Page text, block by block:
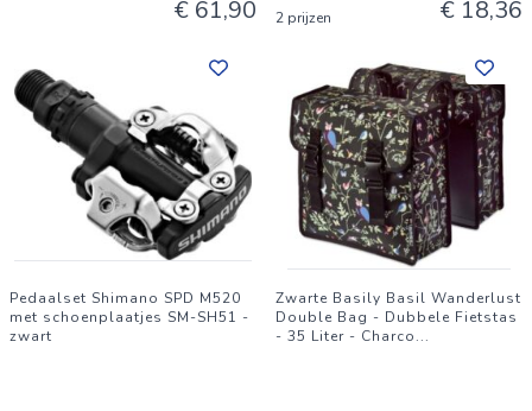
€ 61,90 2 prijzen € 18,36
Pedaalset Shimano SPD M520
met schoenplaatjes SM-SH51 -
zwart
Zwarte Basily Basil Wanderlust
Double Bag - Dubbele Fietstas
- 35 Liter - Charco...